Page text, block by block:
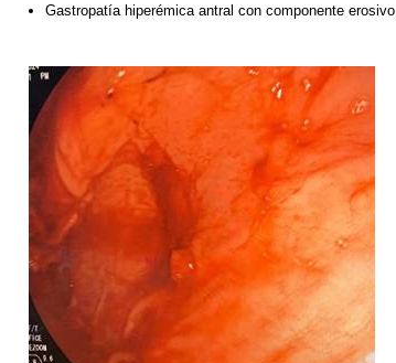
Gastropatía hiperémica antral con componente erosivo.